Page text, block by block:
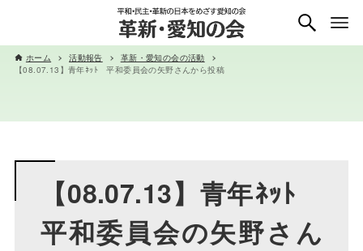
ホーム 活動報告
革新・愛知の会の活動
【08.07.13】青年ﾈｯﾄ 平和委員会の矢野さんから投稿
【08.07.13】青年ﾈｯﾄ
平和委員会の矢野さん